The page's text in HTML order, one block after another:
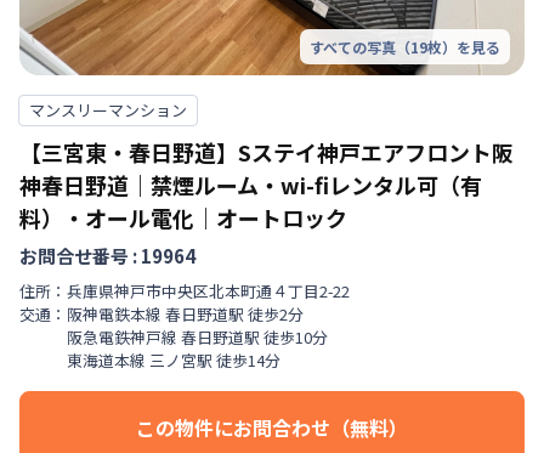
すべての写真（19枚）を見る
マンスリーマンション
【三宮東・春日野道】Sステイ神戸エアフロント阪
神春日野道｜禁煙ルーム・wi-fiレンタル可（有
料）・オール電化｜オートロック
お問合せ番号 :19964
住所： 兵庫県神戸市中央区北本町通 ４丁目2-22
交通： 阪神電鉄本線 春日野道駅 徒歩2分
阪急電鉄神戸線 春日野道駅 徒歩10分
東海道本線 三ノ宮駅 徒歩14分
この物件にお問合わせ（無料）